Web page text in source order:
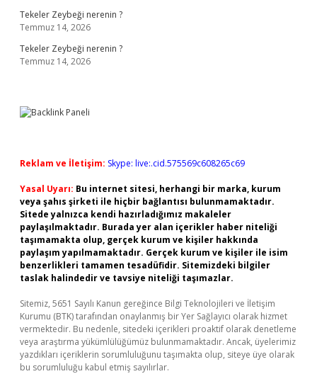
Tekeler Zeybeği nerenin ?
Temmuz 14, 2026
Tekeler Zeybeği nerenin ?
Temmuz 14, 2026
Reklam ve İletişim: Skype: live:.cid.575569c608265c69
Yasal Uyarı: Bu internet sitesi, herhangi bir marka, kurum
veya şahıs şirketi ile hiçbir bağlantısı bulunmamaktadır.
Sitede yalnızca kendi hazırladığımız makaleler
paylaşılmaktadır. Burada yer alan içerikler haber niteliği
taşımamakta olup, gerçek kurum ve kişiler hakkında
paylaşım yapılmamaktadır. Gerçek kurum ve kişiler ile isim
benzerlikleri tamamen tesadüfidir. Sitemizdeki bilgiler
taslak halindedir ve tavsiye niteliği taşımazlar.
Sitemiz, 5651 Sayılı Kanun gereğince Bilgi Teknolojileri ve İletişim
Kurumu (BTK) tarafından onaylanmış bir Yer Sağlayıcı olarak hizmet
vermektedir. Bu nedenle, sitedeki içerikleri proaktif olarak denetleme
veya araştırma yükümlülüğümüz bulunmamaktadır. Ancak, üyelerimiz
yazdıkları içeriklerin sorumluluğunu taşımakta olup, siteye üye olarak
bu sorumluluğu kabul etmiş sayılırlar.